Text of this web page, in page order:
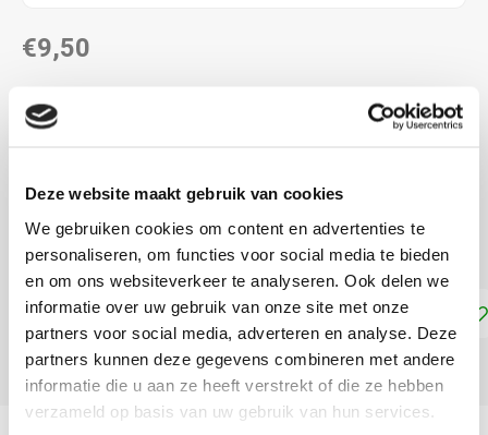
Deze website maakt gebruik van cookies
We gebruiken cookies om content en advertenties te
personaliseren, om functies voor social media te bieden
en om ons websiteverkeer te analyseren. Ook delen we
informatie over uw gebruik van onze site met onze
partners voor social media, adverteren en analyse. Deze
partners kunnen deze gegevens combineren met andere
informatie die u aan ze heeft verstrekt of die ze hebben
verzameld op basis van uw gebruik van hun services.
€9,50
MAAK EEN KEUZE:*
nr 1 Ahoi - €9,50
Toevoegen aan winkelwagen
DELEN: